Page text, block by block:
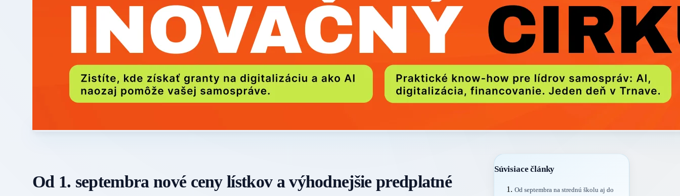
Od 1. septembra nové ceny lístkov a výhodnejšie predplatné
Súvisiace články
Od septembra na strednú školu aj do